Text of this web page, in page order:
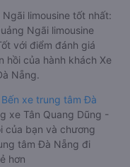
limousine tốt nhất:
Ngãi limousine
với điểm đánh giá
của hành khách Xe
Nẵng.
xe trung tâm Đà
xe Tân Quang Dũng -
của bạn và chương
tâm Đà Nẵng đi
hơn